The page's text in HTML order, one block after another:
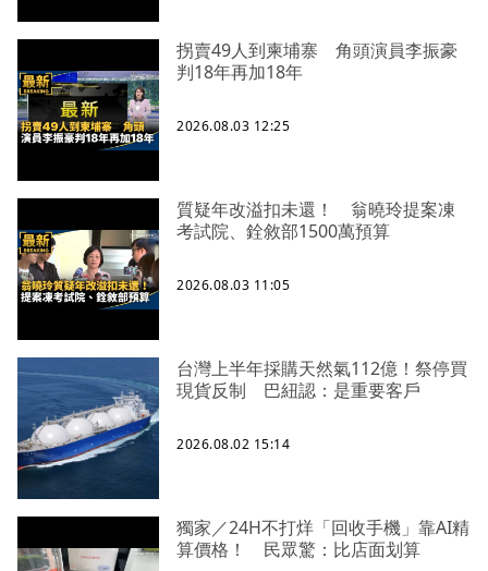
拐賣49人到柬埔寨 角頭演員李振豪
判18年再加18年
2026.08.03 12:25
質疑年改溢扣未還！ 翁曉玲提案凍
考試院、銓敘部1500萬預算
2026.08.03 11:05
台灣上半年採購天然氣112億！祭停買
現貨反制 巴紐認：是重要客戶
2026.08.02 15:14
獨家／24H不打烊「回收手機」靠AI精
算價格！ 民眾驚：比店面划算